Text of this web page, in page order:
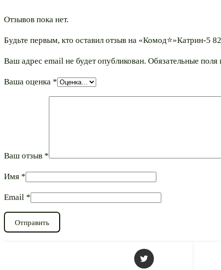
Отзывов пока нет.
Будьте первым, кто оставил отзыв на «Комод⭐»Катрин-5
Ваш адрес email не будет опубликован. Обязательные
Ваша оценка *
Ваш отзыв *
Имя *
Email *